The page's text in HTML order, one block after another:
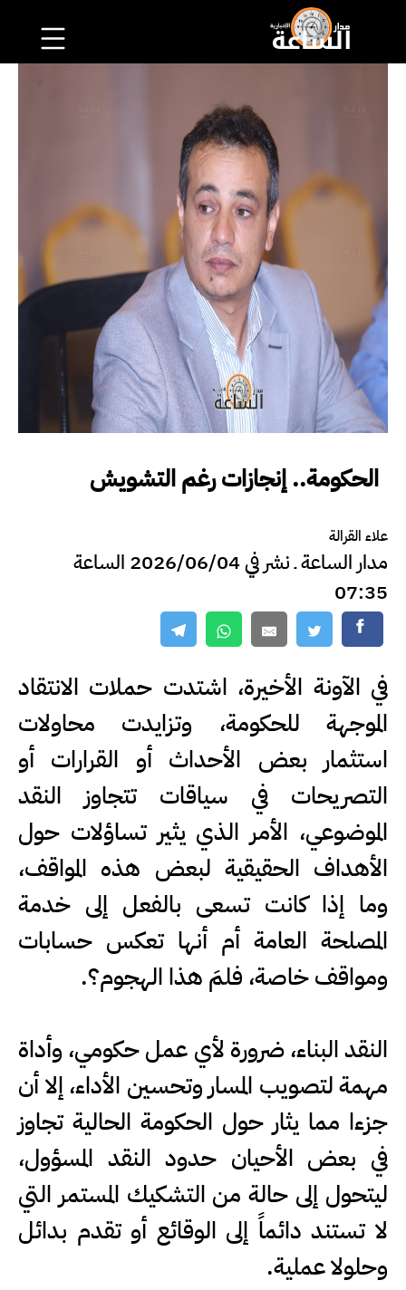
الحكومة.. إنجازات رغم التشويش
علاء القرالة
مدار الساعة ـ نشر في 2026/06/04 الساعة
07:35
في الآونة الأخيرة، اشتدت حملات الانتقاد
الموجهة للحكومة، وتزايدت محاولات
استثمار بعض الأحداث أو القرارات أو
التصريحات في سياقات تتجاوز النقد
الموضوعي، الأمر الذي يثير تساؤلات حول
الأهداف الحقيقية لبعض هذه المواقف،
وما إذا كانت تسعى بالفعل إلى خدمة
المصلحة العامة أم أنها تعكس حسابات
ومواقف خاصة، فلمَ هذا الهجوم؟.
النقد البناء، ضرورة لأي عمل حكومي، وأداة
مهمة لتصويب المسار وتحسين الأداء، إلا أن
جزءا مما يثار حول الحكومة الحالية تجاوز
في بعض الأحيان حدود النقد المسؤول،
ليتحول إلى حالة من التشكيك المستمر التي
لا تستند دائماً إلى الوقائع أو تقدم بدائل
وحلولا عملية.